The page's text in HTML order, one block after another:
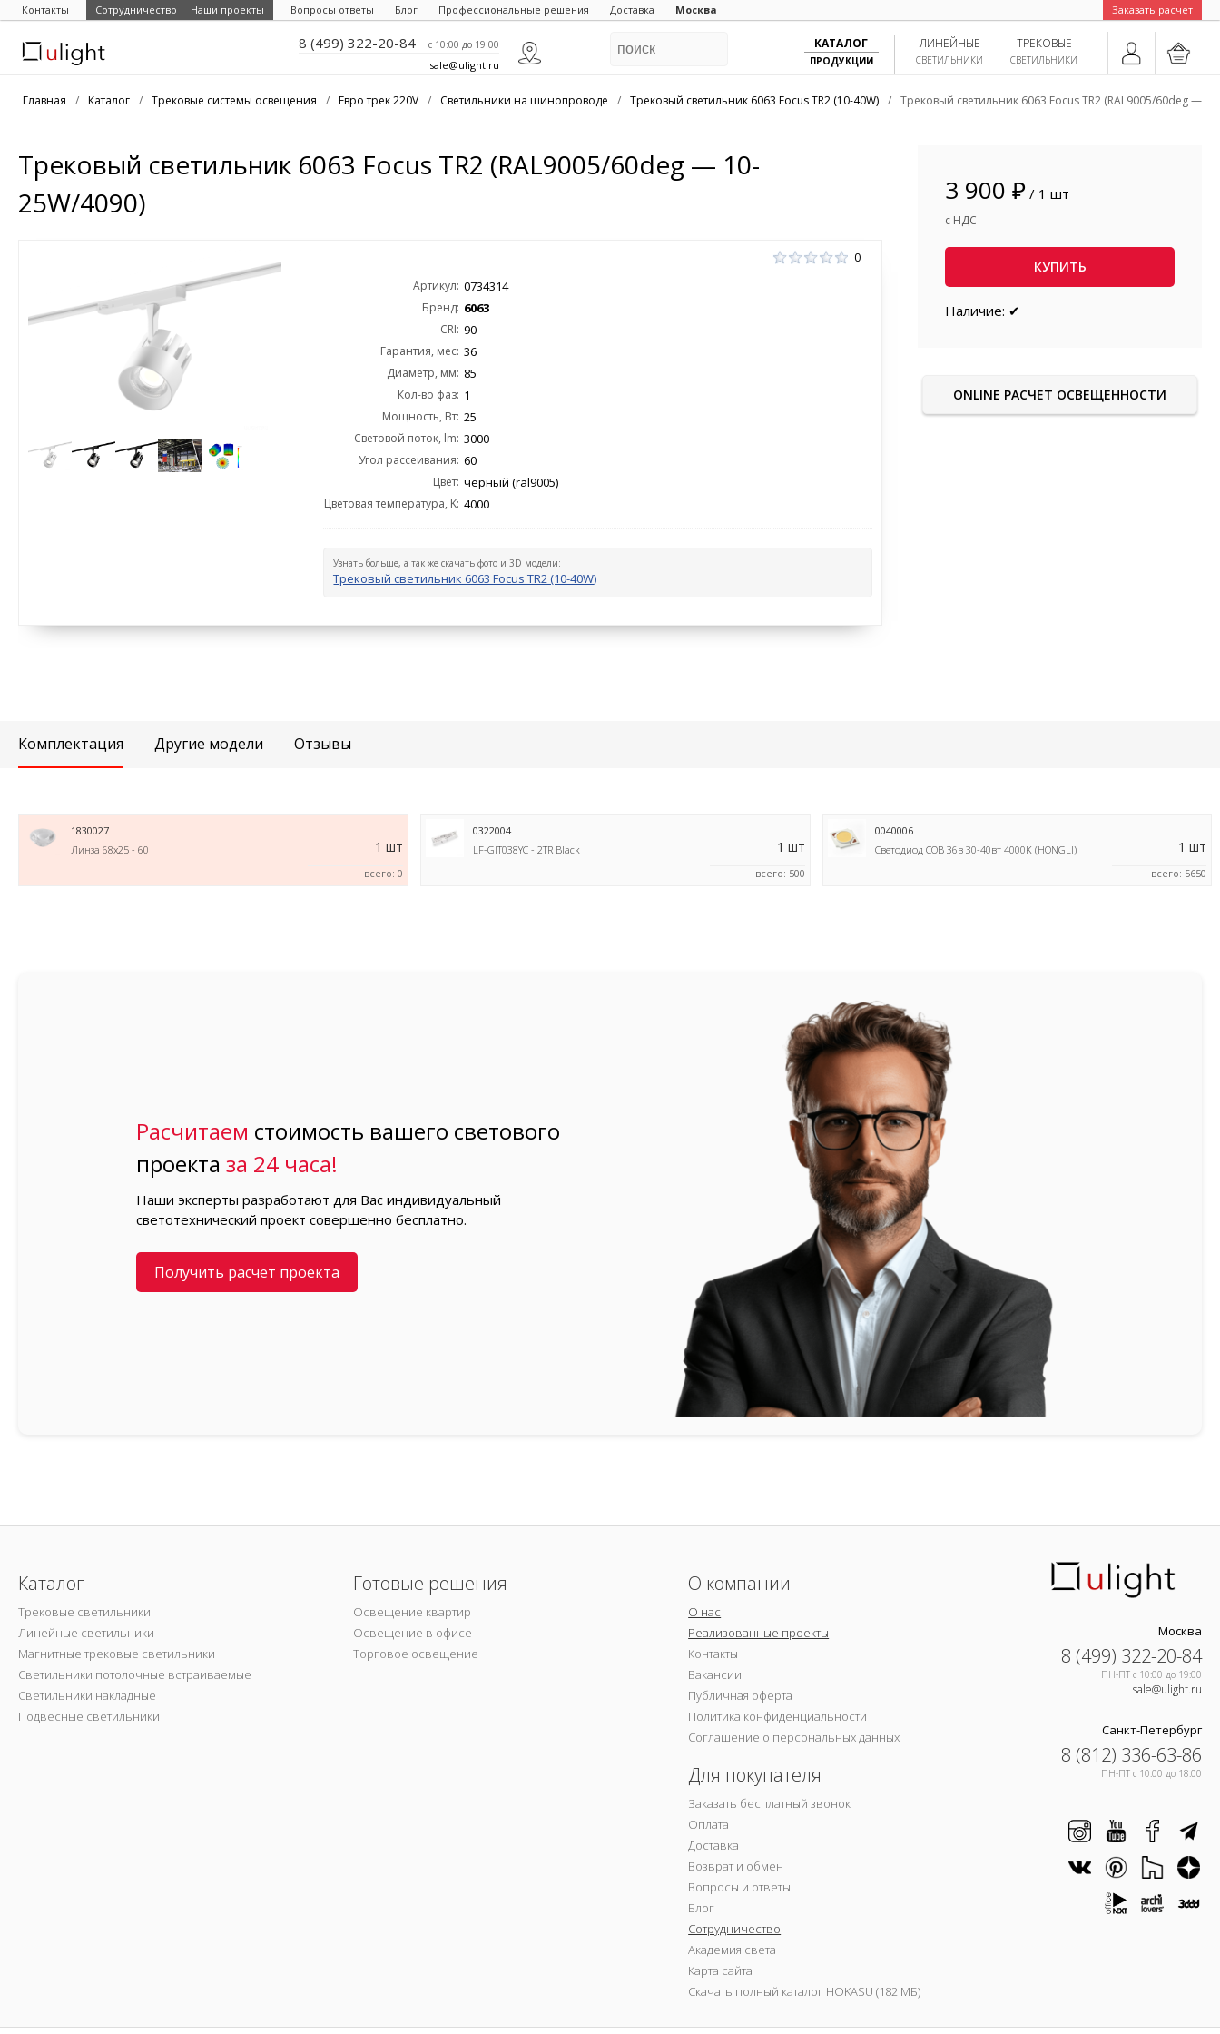
Контакты Сотрудничество Наши проекты Вопросы ответы Блог Профессиональные решения Доставка Москва Заказать расчет
8 (499) 322-20-84 c 10:00 до 19:00
sale@ulight.ru
ТРЕКОВЫЕ
СВЕТИЛЬНИКИ
ЛИНЕЙНЫЕ
СВЕТИЛЬНИКИ
КАТАЛОГ
ПРОДУКЦИИ
Главная / Каталог / Трековые системы освещения / Евро трек 220V / Светильники на шинопроводе / Трековый светильник 6063 Focus TR2 (10-40W) / Трековый светильник 6063 Focus TR2 (RAL9005/60deg —
Трековый светильник 6063 Focus TR2 (RAL9005/60deg — 10-
25W/4090)
0
Артикул: 0734314
Бренд: 6063
CRI: 90
Гарантия, мес: 36
Диаметр, мм: 85
Кол-во фаз: 1
Мощность, Вт: 25
Световой поток, lm: 3000
Угол рассеивания: 60
Цвет: черный (ral9005)
Цветовая температура, K: 4000
Узнать больше, а так же скачать фото и 3D модели:
Трековый светильник 6063 Focus TR2 (10-40W)
3 900 ₽ / 1 шт
с НДС
КУПИТЬ
Наличие: ✔
ONLINE РАСЧЕТ ОСВЕЩЕННОСТИ
Комплектация Другие модели Отзывы
1830027
Линза 68х25 - 60
1 шт
всего: 0
0322004
LF-GIT038YC - 2TR Black
1 шт
всего: 500
0040006
Светодиод COB 36в 30-40вт 4000K (HONGLI)
1 шт
всего: 5650
Расчитаем стоимость вашего светового
проектаза 24 часа!
Наши эксперты разработают для Вас индивидуальный
светотехнический проект совершенно бесплатно.
Получить расчет проекта
Каталог
Трековые светильники
Линейные светильники
Магнитные трековые светильники
Светильники потолочные встраиваемые
Светильники накладные
Подвесные светильники
Готовые решения
Освещение квартир
Освещение в офисе
Торговое освещение
О компании
О нас
Реализованные проекты
Контакты
Вакансии
Публичная оферта
Политика конфиденциальности
Соглашение о персональных данных
Для покупателя
Заказать бесплатный звонок
Оплата
Доставка
Возврат и обмен
Вопросы и ответы
Блог
Сотрудничество
Академия света
Карта сайта
Скачать полный каталог HOKASU (182 МБ)
Москва
8 (499) 322-20-84
ПН-ПТ c 10:00 до 19:00
sale@ulight.ru
Санкт-Петербург
8 (812) 336-63-86
ПН-ПТ c 10:00 до 18:00